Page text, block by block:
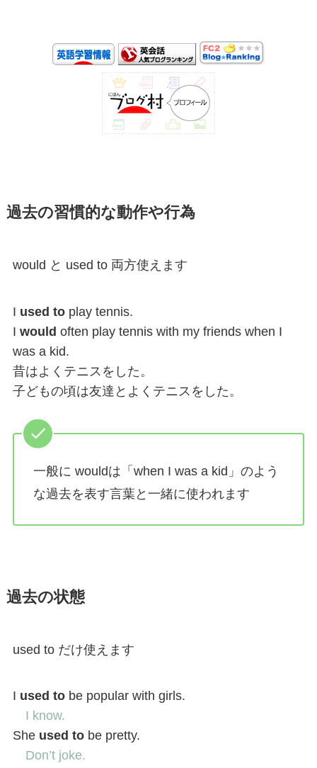
過去の習慣的な動作や行為
would と used to 両方使えます
I used toplay tennis.
I would often play tennis with my friends when I
was a kid.
昔はよくテニスをした。
子どもの頃は友達とよくテニスをした。
一般に wouldは「when I was a kid」のよう
な過去を表す言葉と一緒に使われます
過去の状態
used to だけ使えます
I used tobe popular with girls.
I know.
She used tobe pretty.
Don’t joke.